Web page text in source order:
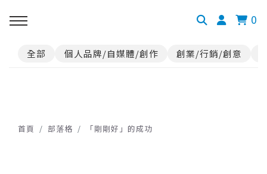
0
全部 個人品牌/自媒體/創作 創業/行銷/創意
首頁 部落格 「剛剛好」的成功